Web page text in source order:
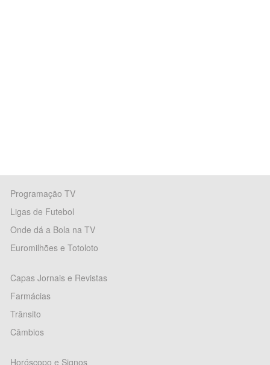
Programação TV
Ligas de Futebol
Onde dá a Bola na TV
Euromilhões e Totoloto
Capas Jornais e Revistas
Farmácias
Trânsito
Câmbios
Horóscopo e Signos